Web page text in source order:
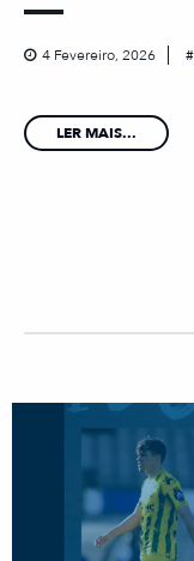
4 Fevereiro, 2026
LER MAIS...